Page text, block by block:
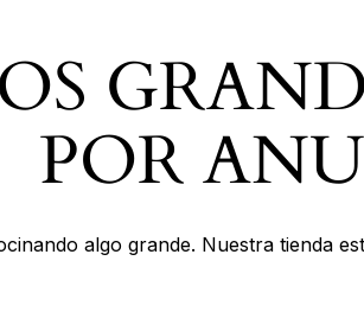
POR
algo grande. Nuestra tienda